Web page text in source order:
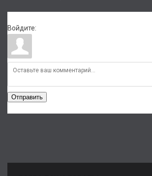
Войдите:
Отправить